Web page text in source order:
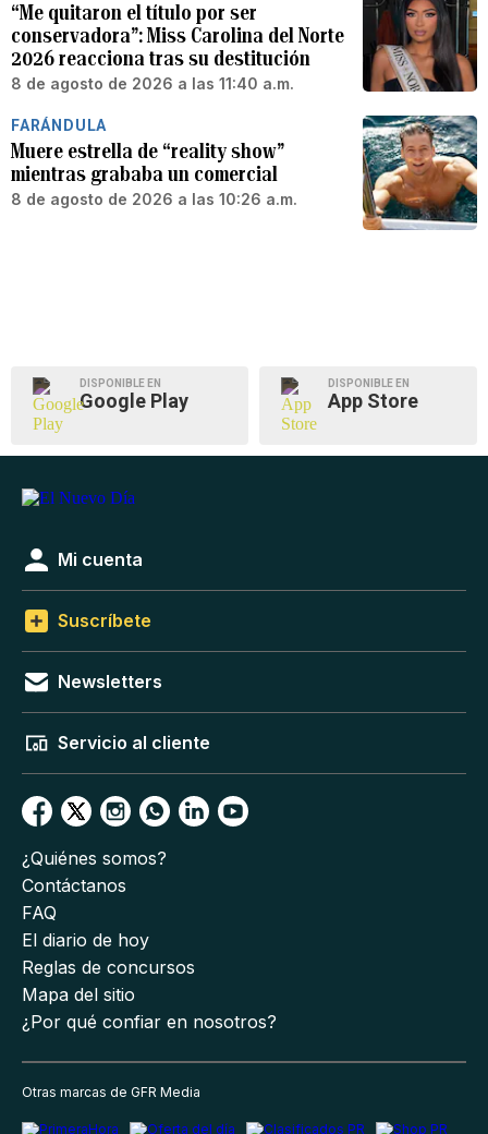
“Me quitaron el título por ser
conservadora”: Miss Carolina del Norte
2026 reacciona tras su destitución
8 de agosto de 2026 a las 11:40 a.m.
FARÁNDULA
Muere estrella de “reality show”
mientras grababa un comercial
8 de agosto de 2026 a las 10:26 a.m.
DISPONIBLE EN
Google Play
DISPONIBLE EN
App Store
Mi cuenta
Suscríbete
Newsletters
Servicio al cliente
¿Quiénes somos?
Contáctanos
FAQ
El diario de hoy
Reglas de concursos
Mapa del sitio
¿Por qué confiar en nosotros?
Otras marcas de GFR Media